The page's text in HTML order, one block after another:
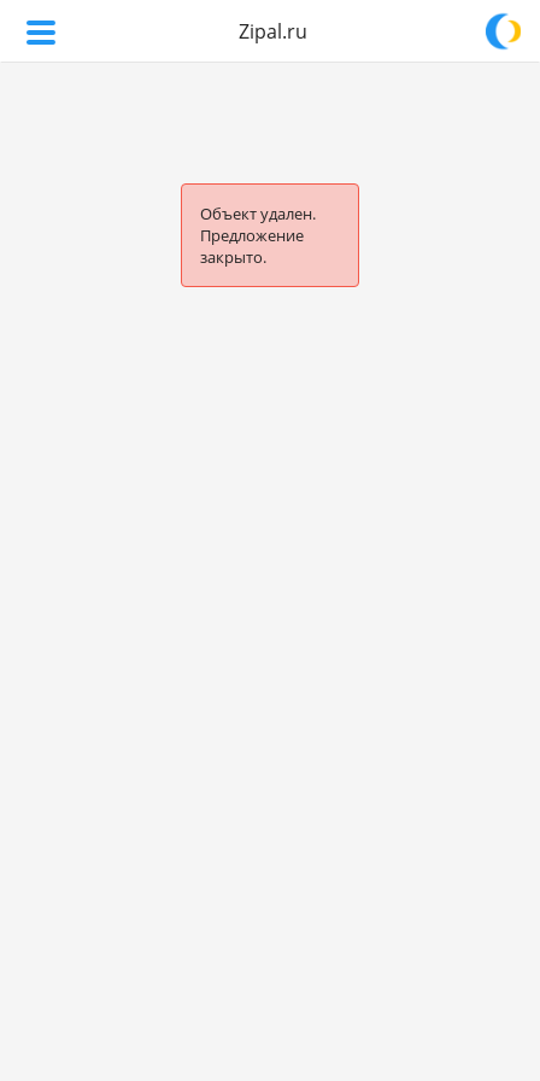
Zipal.ru
Объект удален.
Предложение
закрыто.